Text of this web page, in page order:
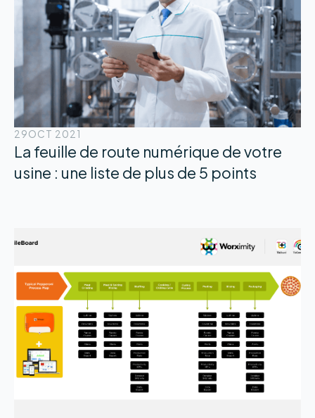
29OCT 2021
La feuille de route numérique de votre
usine : une liste de plus de 5 points